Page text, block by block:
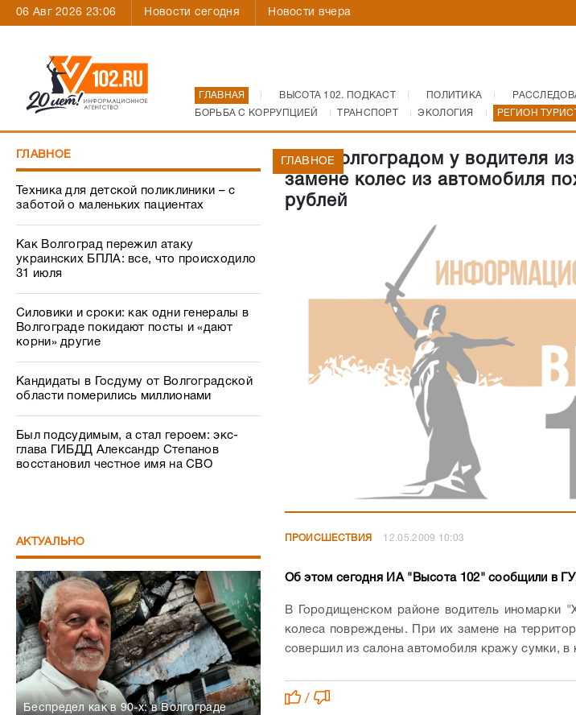
06 Авг 2026 23:06 Новости сегодня Новости вчера
ГЛАВНАЯ ВЫСОТА 102. ПОДКАСТ ПОЛИТИКА
БОРЬБА С КОРРУПЦИЕЙ
ТРАНСПОРТ ЭКОЛОГИЯ РЕГИОН
ГЛАВНОЕ
Техника для детской поликлиники – с
заботой о маленьких пациентах
Как Волгоград пережил атаку
украинских БПЛА: все, что происходило
31 июля
Силовики и сроки: как одни генералы в
Волгограде покидают посты и «дают
корни» другие
Кандидаты в Госдуму от Волгоградской
области померились миллионами
Был подсудимым, а стал героем: экс-
глава ГИБДД Александр Степанов
восстановил честное имя на СВО
АКТУАЛЬНО
Беспредел как в 90-х: в Волгограде
Под Волгоградом у водителя
замене колес из автомобиля
рублей
ГЛАВНОЕ
ПРОИСШЕСТВИЯ 12.05.2009 10:03
Об этом сегодня ИА "Высота 102" сообщили в
В Городищенском районе водитель иномарки
колеса повреждены. При их замене на
совершил из салона автомобиля кражу сумки, в
/